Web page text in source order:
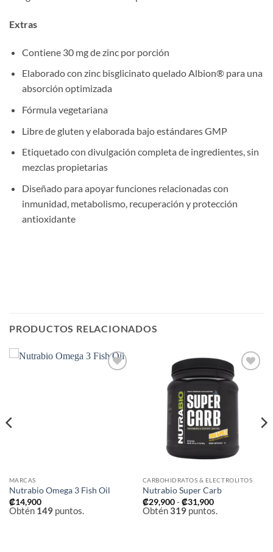
Extras
Contiene 30 mg de zinc por porción
Elaborado con zinc bisglicinato quelado Albion® para una
absorción optimizada
Fórmula vegetariana
Libre de gluten y elaborada bajo estándares GMP
Etiquetado con divulgación completa de ingredientes, sin
mezclas propietarias
Diseñado para apoyar funciones relacionadas con
inmunidad, metabolismo, recuperación y protección
antioxidante
PRODUCTOS RELACIONADOS
MARCAS
Nutrabio Omega 3 Fish Oil
₡14,900
Obtén 149puntos.
lista de
CARBOHIDRATOS & ELECTROLITOS
Nutrabio Super Carb
₡29,900 - ₡31,900Rango
de
precios:
Obtén319puntos.